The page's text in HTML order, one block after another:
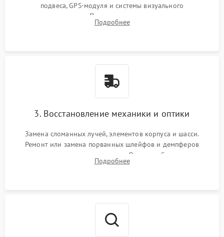
подвеса, GPS-модуля и системы визуального
позиционирования. Проверка полетного контроллера,
регуляторов оборотов (ESC) и бесколлекторных моторов на
Подробнее
3. Восстановление механики и оптики
Замена сломанных лучей, элементов корпуса и шасси.
Ремонт или замена порванных шлейфов и демпферов
трехосевого подвеса камеры. Очистка объектива,
восстановление механизма фокусировки. Установка новых
Подробнее